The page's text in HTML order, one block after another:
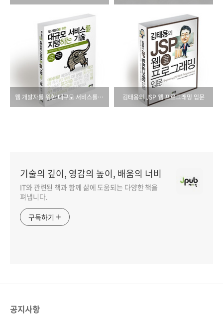
웹 개발자를 위한 대규모 서비스를 지탱하는 기술 김태용의 JSP 웹 프로그래밍 입문
기술의 깊이, 영감의 높이, 배움의 너비
IT와 관련된 책과 함께 삶에 도움되는 다양한 책을
펴냅니다.
구독하기
공지사항